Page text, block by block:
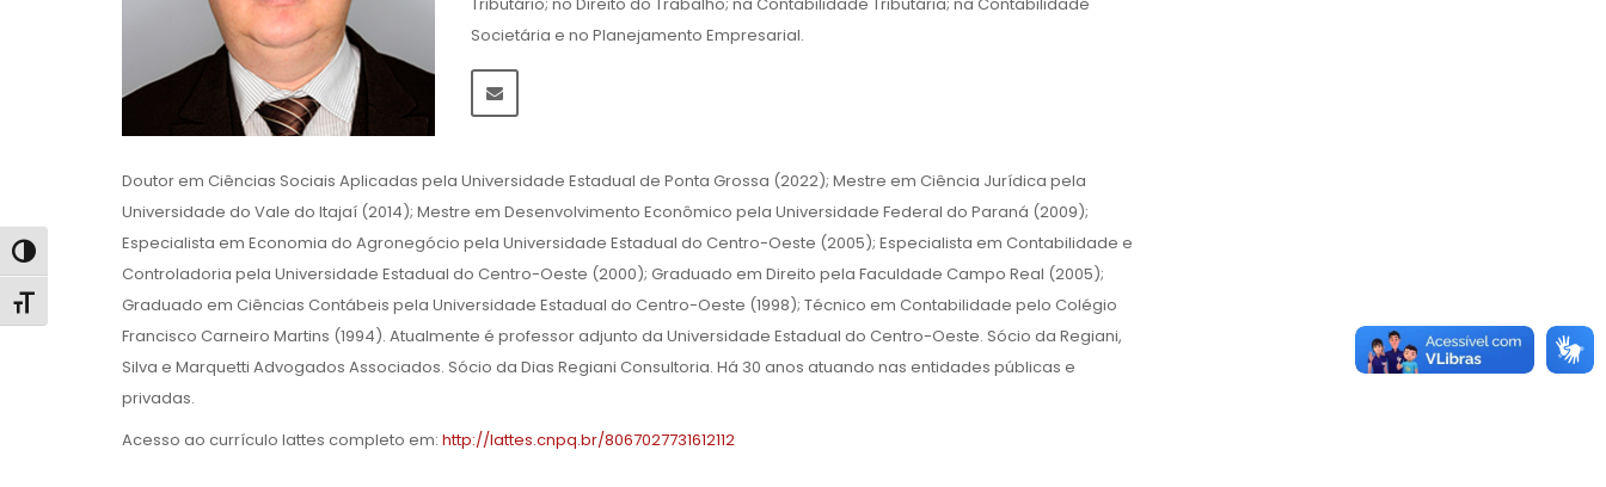
Alternar alto contraste
Alternar tamanho da fonte
Societária e no Planejamento Empresarial.
Doutor em Ciências Sociais Aplicadas pela Universidade Estadual de Ponta Grossa (2022); Mestre em Ciência Jurídica pela
Universidade do Vale do Itajaí (2014); Mestre em Desenvolvimento Econômico pela Universidade Federal do Paraná (2009);
Especialista em Economia do Agronegócio pela Universidade Estadual do Centro-Oeste (2005); Especialista em Contabilidade e
Controladoria pela Universidade Estadual do Centro-Oeste (2000); Graduado em Direito pela Faculdade Campo Real (2005);
Graduado em Ciências Contábeis pela Universidade Estadual do Centro-Oeste (1998); Técnico em Contabilidade pelo Colégio
Francisco Carneiro Martins (1994). Atualmente é professor adjunto da Universidade Estadual do Centro-Oeste. Sócio da Regiani,
Silva e Marquetti Advogados Associados. Sócio da Dias Regiani Consultoria. Há 30 anos atuando nas entidades públicas e
privadas.
Acesso ao currículo lattes completo em: http://lattes.cnpq.br/8067027731612112